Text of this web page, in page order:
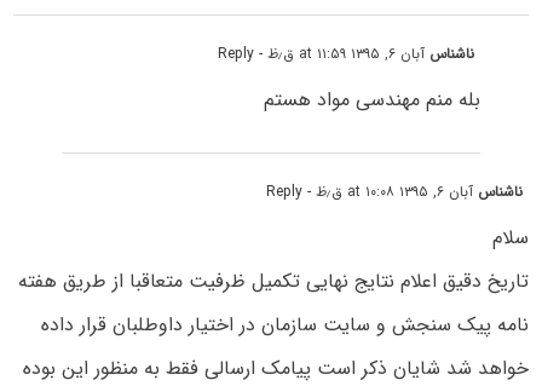
ناشناس آبان ۶, ۱۳۹۵ at ۱۱:۵۹ ق٫ظ - Reply
بله منم مهندسی مواد هستم
ناشناس آبان ۶, ۱۳۹۵ at ۱۰:۰۸ ق٫ظ - Reply
سلام
تاریخ دقیق اعلام نتایج نهایی تکمیل ظرفیت متعاقبا از طریق هفته
نامه پیک سنجش و سایت سازمان در اختیار داوطلبان قرار داده
خواهد شد شایان ذکر است پیامک ارسالی فقط به منظور این بوده